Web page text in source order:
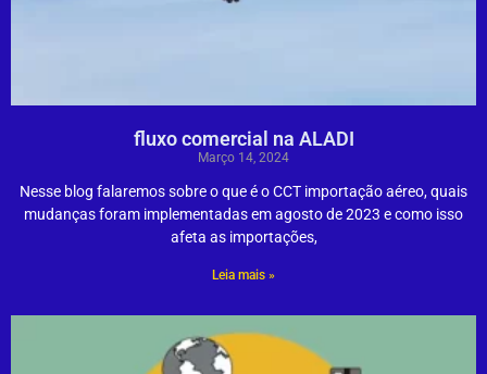
fluxo comercial na ALADI
Março 14, 2024
Nesse blog falaremos sobre o que é o CCT importação aéreo, quais
mudanças foram implementadas em agosto de 2023 e como isso
afeta as importações,
Leia mais »